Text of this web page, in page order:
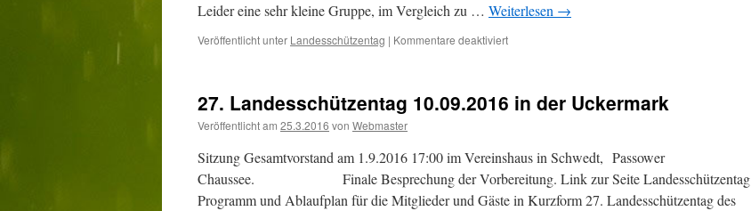
Leider eine sehr kleine Gruppe, im Vergleich zu … Weiterlesen →
Veröffentlicht unter Landesschützentag | Kommentare deaktiviertfür
08-
27. Landesschützentag 10.09.2016 in der Uckermark
Veröffentlicht am 25.3.2016 von Webmaster
Sitzung Gesamtvorstand am 1.9.2016 17:00 im Vereinshaus in Schwedt, Passower
Chaussee. Finale Besprechung der Vorbereitung. Link zur Seite Landesschützentag
Programm und Ablaufplan für die Mitglieder und Gäste in Kurzform 27. Landesschützentag des